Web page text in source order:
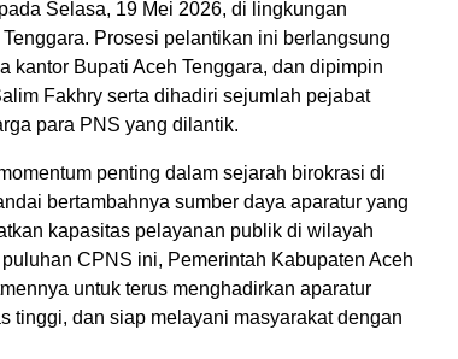
Selasa, 19 Mei 2026, di lingkungan
Prosesi pelantikan ini berlangsung
kantor Bupati Aceh Tenggara, dan dipimpin
Fakhry serta dihadiri sejumlah pejabat
para PNS yang dilantik.
penting dalam sejarah birokrasi di
bertambahnya sumber daya aparatur yang
kapasitas pelayanan publik di wilayah
CPNS ini, Pemerintah Kabupaten Aceh
untuk terus menghadirkan aparatur
tinggi, dan siap melayani masyarakat dengan